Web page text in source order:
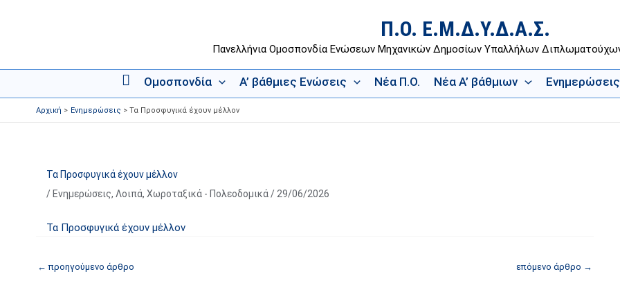
Π.Ο. Ε.Μ.Δ.Υ.Δ.Α.Σ.
Πανελλήνια Ομοσπονδία Ενώσεων Μηχανικών Δημοσίων Υπαλλήλων
Α
χ
Ομοσπονδία Α’ βάθμιες Ενώσεις Νέα Π.Ο. Νέα Α’ βάθμιων Ενημερώσεις
Αρχική Ενημερώσεις Τα Προ­σφυ­γικά έχουν μέλ­λον
Τα Προ­σφυ­γικά έχουν μέλ­λον
/ Ενημερώσεις, Λοιπά, Χωροταξικά - Πολεοδομικά/ 29/06/2026
Τα Προ­σφυ­γικά έχουν μέλ­λον
← προηγούμενο άρθρο επόμενο άρθρο →